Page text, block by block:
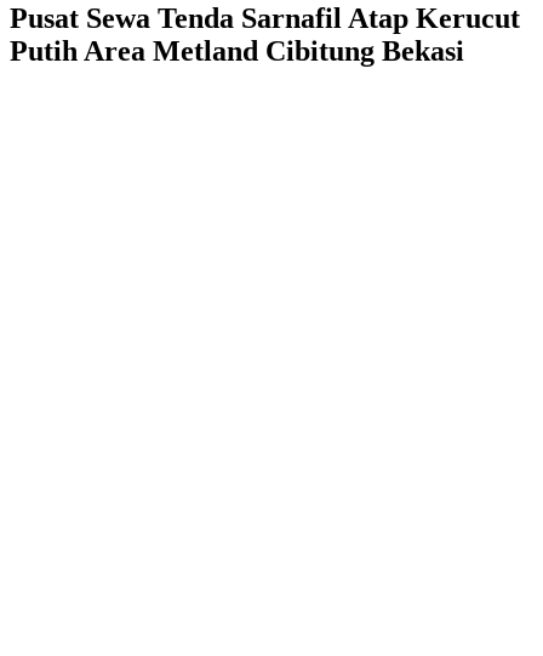
Pusat Sewa Tenda Sarnafil Atap Kerucut
Putih Area Metland Cibitung Bekasi